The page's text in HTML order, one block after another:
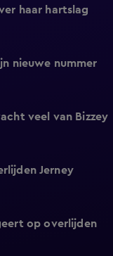
haar hartslag
nieuwe nummer
veel van Bizzey
Jerney
op overlijden